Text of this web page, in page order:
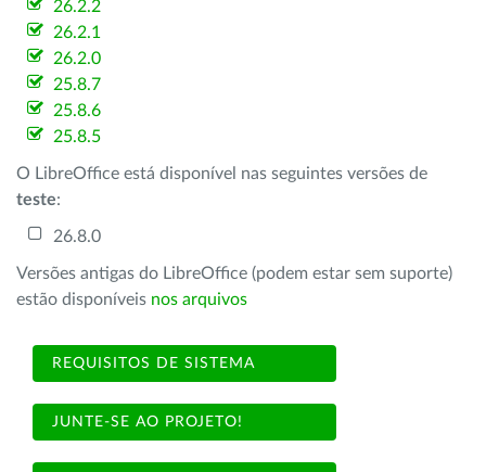
26.2.2
26.2.1
26.2.0
25.8.7
25.8.6
25.8.5
O LibreOffice está disponível nas seguintes versões de
teste:
26.8.0
Versões antigas do LibreOffice (podem estar sem suporte)
estão disponíveis nos arquivos
REQUISITOS DE SISTEMA
JUNTE-SE AO PROJETO!